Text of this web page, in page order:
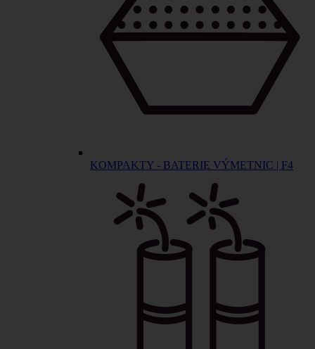
KOMPAKTY - BATERIE VÝMETNIC | F4